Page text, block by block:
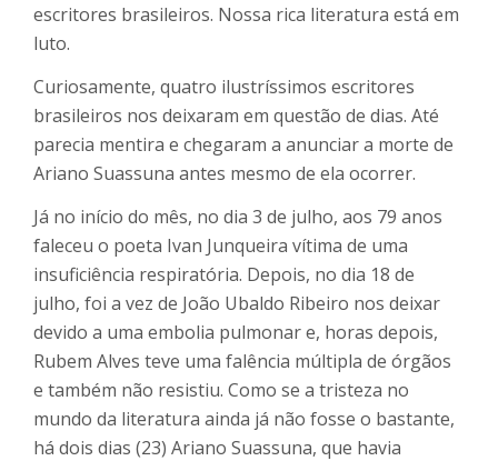
escritores brasileiros. Nossa rica literatura está em
luto.
Curiosamente, quatro ilustríssimos escritores
brasileiros nos deixaram em questão de dias. Até
parecia mentira e chegaram a anunciar a morte de
Ariano Suassuna antes mesmo de ela ocorrer.
Já no início do mês, no dia 3 de julho, aos 79 anos
faleceu o poeta Ivan Junqueira vítima de uma
insuficiência respiratória. Depois, no dia 18 de
julho, foi a vez de João Ubaldo Ribeiro nos deixar
devido a uma embolia pulmonar e, horas depois,
Rubem Alves teve uma falência múltipla de órgãos
e também não resistiu. Como se a tristeza no
mundo da literatura ainda já não fosse o bastante,
há dois dias (23) Ariano Suassuna, que havia